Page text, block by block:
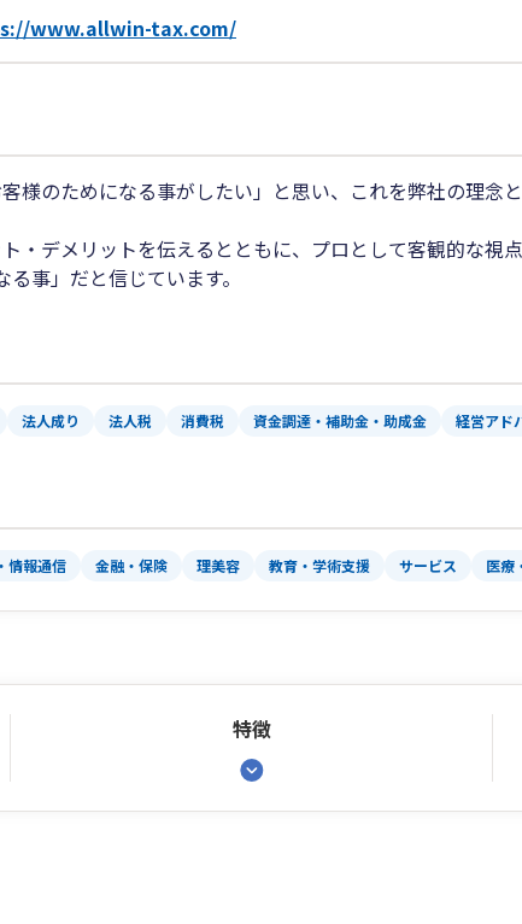
www.allwin-tax.com/
様のためになる事がしたい」と思い、これを弊社の理念
・デメリットを伝えるとともに、プロとして客観的な視
事」だと信じています。
法人成り 法人税 消費税 資金調達・補助金・助成金 経営アド
情報通信 金融・保険 理美容 教育・学術支援 サービス 医療
特徴